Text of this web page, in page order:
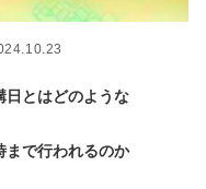
日とはどのような
まで行われるのか